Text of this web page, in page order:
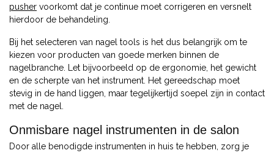
pusher voorkomt dat je continue moet corrigeren en versnelt
hierdoor de behandeling.
Bij het selecteren van nagel tools is het dus belangrijk om te
kiezen voor producten van goede merken binnen de
nagelbranche. Let bijvoorbeeld op de ergonomie, het gewicht
en de scherpte van het instrument. Het gereedschap moet
stevig in de hand liggen, maar tegelijkertijd soepel zijn in contact
met de nagel.
Onmisbare nagel instrumenten in de salon
Door alle benodigde instrumenten in huis te hebben, zorg je